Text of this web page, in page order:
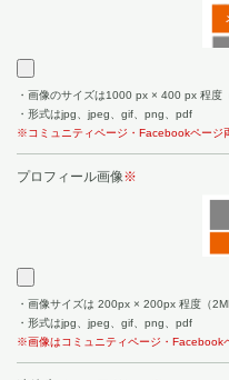
画像のサイズは1000 px × 400 px 程度
形式はjpg、jpeg、gif、png、pdf
※コミュニティページ・Facebookページ
プロフィール画像※
画像サイズは 200px × 200px 程度（
形式はjpg、jpeg、gif、png、pdf
※画像はコミュニティページ・Facebook